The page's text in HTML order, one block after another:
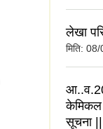
लेखा
मिति: 08/
केमिकल
सूचना |||